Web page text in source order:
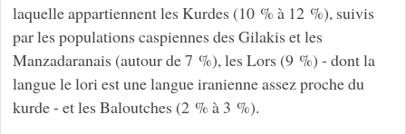
laquelle appartiennent les Kurdes (10 % à 12 %), suivis
par les populations caspiennes des Gilakis et les
Manzadaranais (autour de 7 %), les Lors (9 %) - dont la
langue le lori est une langue iranienne assez proche du
kurde - et les Baloutches (2 % à 3 %).